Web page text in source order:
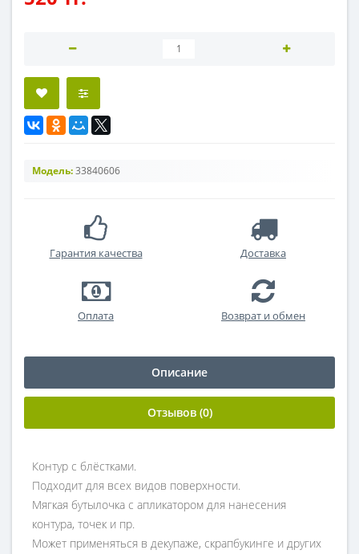
Модель:33840606
Гарантия качества Доставка
Оплата Возврат и обмен
Описание
Отзывов (0)
Контур с блёстками.
Подходит для всех видов поверхности.
Мягкая бутылочка с апликатором для нанесения
контура, точек и пр.
Может применяться в декупаже, скрапбукинге и других